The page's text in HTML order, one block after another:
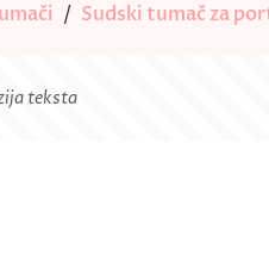
Sudski tumač za
teksta